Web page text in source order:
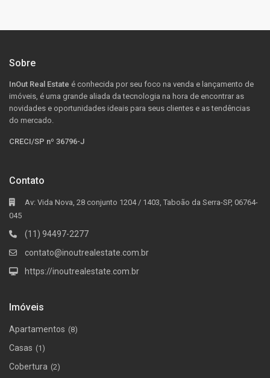
Sobre
InOut Real Estate é conhecida por seu foco na venda e lançamento de
imóveis, é uma grande aliada da tecnologia na hora de encontrar as
novidades e oportunidades ideais para seus clientes e as tendências
do mercado.
CRECI/SP nº 36796-J
Contato
Av: Vida Nova, 28 conjunto 1204 / 1403, Taboão da Serra-SP, 06764-
045
(11) 94497-2277
contato@inoutrealestate.com.br
https://inoutrealestate.com.br
Imóveis
Apartamentos (8)
Casas (1)
Cobertura (2)